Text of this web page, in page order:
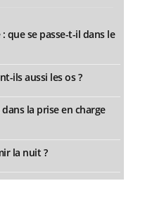
que se passe-t-il dans le
ils aussi les os ?
la prise en charge
la nuit ?